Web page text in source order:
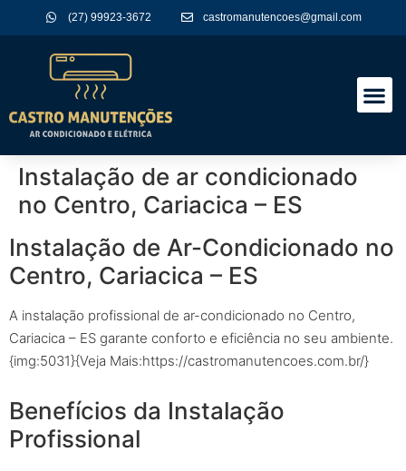
(27) 99923-3672 castromanutencoes@gmail.com
Instalação de ar condicionado
no Centro, Cariacica – ES
Instalação de Ar-Condicionado no
Centro, Cariacica – ES
A instalação profissional de ar-condicionado no Centro,
Cariacica – ES garante conforto e eficiência no seu ambiente.
{img:5031}{Veja Mais:https://castromanutencoes.com.br/}
Benefícios da Instalação
Profissional